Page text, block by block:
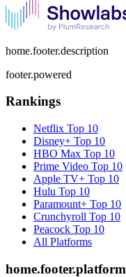
home.footer.description
footer.powered
Rankings
Netflix Top 10
Disney+ Top 10
HBO Max Top 10
Prime Video Top 10
Apple TV+ Top 10
Hulu Top 10
Paramount+ Top 10
Crunchyroll Top 10
Peacock Top 10
All Platforms
home.footer.platform